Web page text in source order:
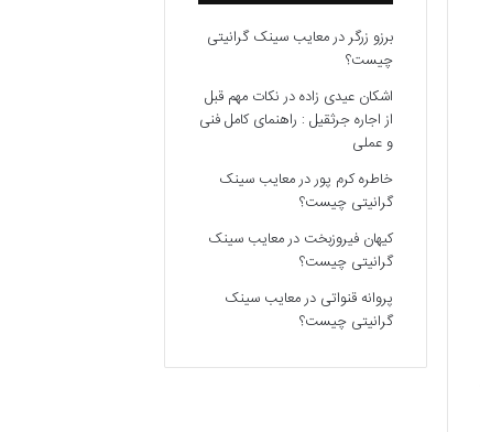
برزو زرگردرمعایب سینک گرانیتی
چیست؟
اشکان عیدی زادهدرنکات مهم قبل
از اجاره جرثقیل : راهنمای کامل فنی
و عملی
خاطره کرم پوردرمعایب سینک
گرانیتی چیست؟
کیهان فیروزبخت درمعایب سینک
گرانیتی چیست؟
پروانه قنواتی درمعایب سینک
گرانیتی چیست؟